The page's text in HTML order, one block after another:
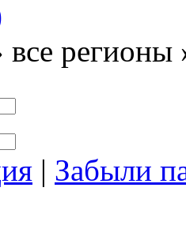
все регионы
| Забыли